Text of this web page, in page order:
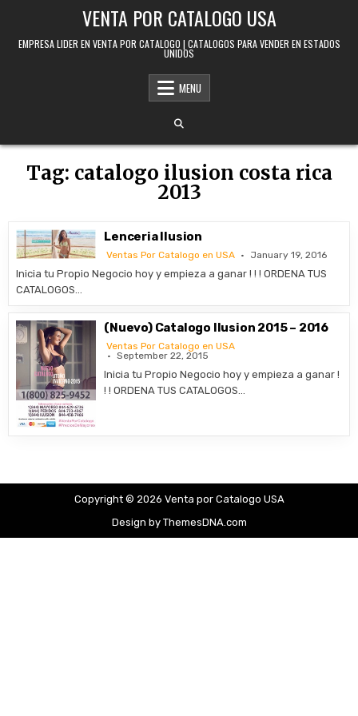
VENTA POR CATALOGO USA
EMPRESA LIDER EN VENTA POR CATALOGO | CATALOGOS PARA VENDER EN ESTADOS
UNIDOS
MENU
Tag: catalogo ilusion costa rica
2013
Lenceria Ilusion
Ventas Por Catalogo en USA January 19, 2016
Inicia tu Propio Negocio hoy y empieza a ganar ! ! ! ORDENA TUS
CATALOGOS…
(Nuevo) Catalogo Ilusion 2015 – 2016
Ventas Por Catalogo en USA
September 22, 2015
Inicia tu Propio Negocio hoy y empieza a ganar !
! ! ORDENA TUS CATALOGOS…
Copyright © 2026 Venta por Catalogo USA
Design by ThemesDNA.com